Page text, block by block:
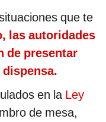
que te
las autoridades
de presentar
en la Ley
de mesa,